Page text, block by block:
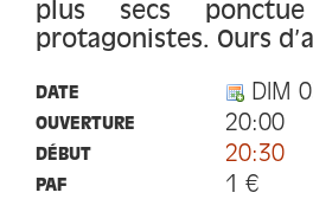
plus secs
protagonistes. Ours
DATE DIM
OUVERTURE 20:00
DÉBUT 20:30
PAF 1 €